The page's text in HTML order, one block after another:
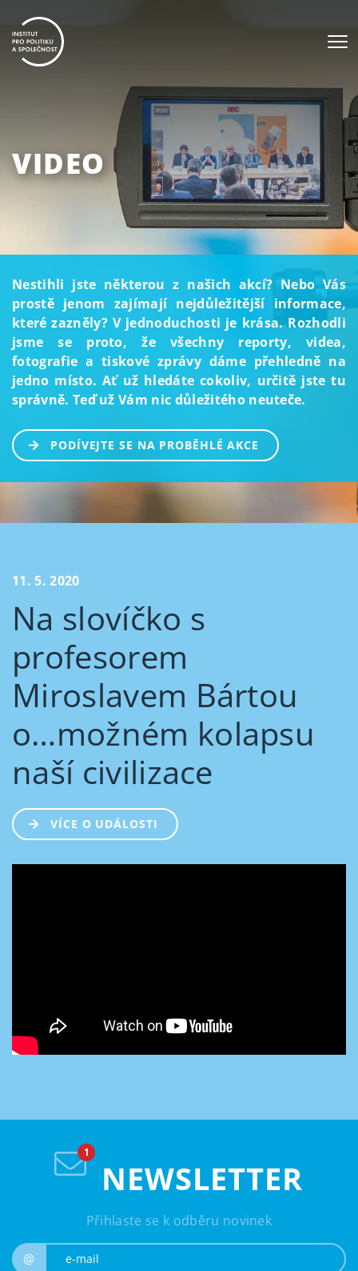
VIDEO
Nestihli jste některou z našich akcí? Nebo Vás
prostě jenom zajímají nejdůležitější informace,
které zazněly? V jednoduchosti je krása. Rozhodli
jsme se proto, že všechny reporty, videa,
fotografie a tiskové zprávy dáme přehledně na
jedno místo. Ať už hledáte cokoliv, určitě jste tu
správně. Teď už Vám nic důležitého neuteče.
PODÍVEJTE SE NA PROBĚHLÉ AKCE
11. 5. 2020
Na slovíčko s
profesorem
Miroslavem Bártou
o…možném kolapsu
naší civilizace
VÍCE O UDÁLOSTI
NEWSLETTER
Přihlaste se k odběru novinek
@